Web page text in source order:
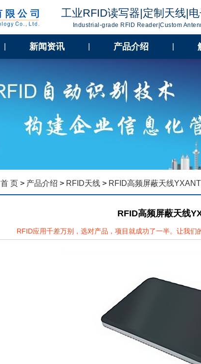
工业RFID读写器|定制天线|
Industrial-grade RFID Reader|Custom
新闻资讯 产品介绍
首 页 > 产品介绍 > RFID天线 > RFID高频屏蔽天线
RFID高频屏蔽天线
RFID应用千差万别，选对产品，项目就成功了一半。让我们